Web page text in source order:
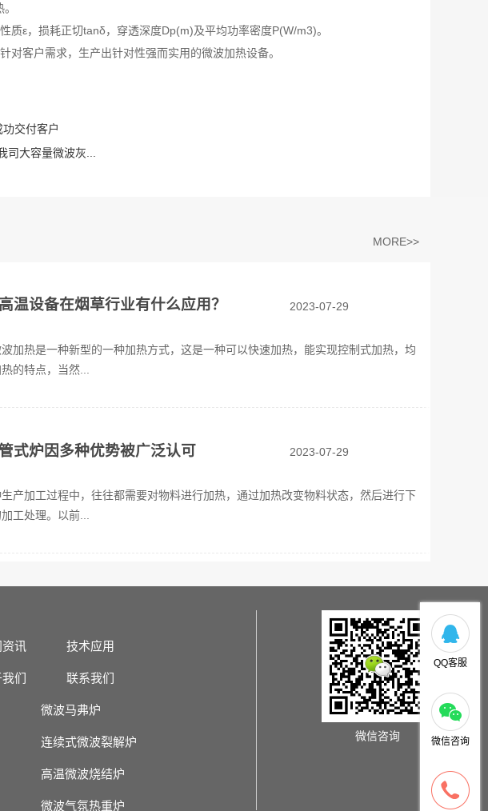
质ε，损耗正切tanδ，穿透深度Dp(m)及平均功率密度P(W/m3)。
对客户需求，生产出针对性强而实用的微波加热设备。
交付客户
大容量微波灰...
MORE>>
温设备在烟草行业有什么应用？
加热是一种新型的一种加热方式，这是一种可以快速加热，能实现控制式加热，均
的特点，当然...
2023-07-29
式炉因多种优势被广泛认可
产加工过程中，往往都需要对物料进行加热，通过加热改变物料状态，然后进行下
工处理。以前...
2023-07-29
讯 技术应用
们 联系我们
微波马弗炉
连续式微波裂解炉
高温微波烧结炉
微波气氛热重炉
微信咨询
QQ客服
微信咨询